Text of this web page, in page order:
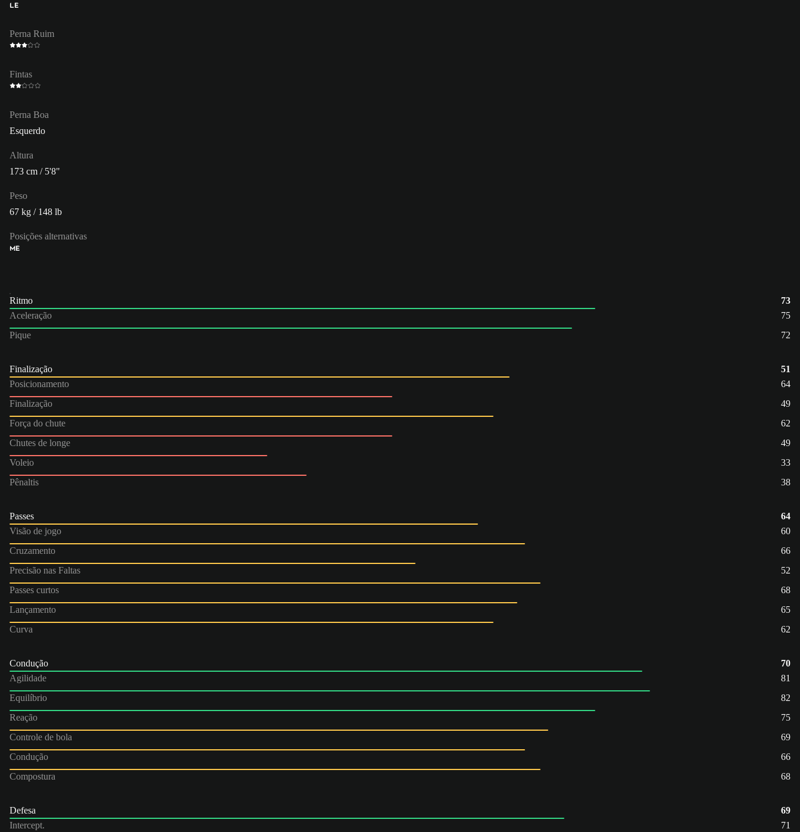
LE
Perna Ruim
Fintas
Perna Boa
Esquerdo
Altura
173 cm / 5'8"
Peso
67 kg / 148 lb
Posições alternativas
ME
Ritmo
73
Aceleração
75
Pique
72
Finalização
51
Posicionamento
64
Finalização
49
Força do chute
62
Chutes de longe
49
Voleio
33
Pênaltis
38
Passes
64
Visão de jogo
60
Cruzamento
66
Precisão nas Faltas
52
Passes curtos
68
Lançamento
65
Curva
62
Condução
70
Agilidade
81
Equilíbrio
82
Reação
75
Controle de bola
69
Condução
66
Compostura
68
Defesa
69
Intercept.
71